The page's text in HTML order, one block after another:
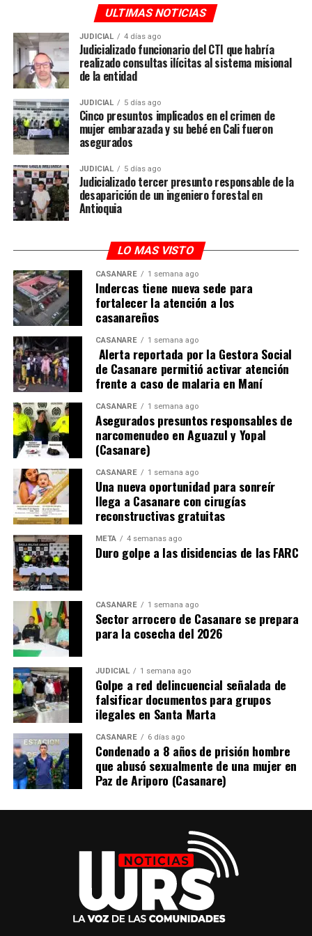
A un año de que el Gobierno Nacional creara el
Programa de Reincorporación Integral (PRI), 11.130
firmantes de paz, de un total de 13.216 personas, se
encuentran vinculados activamente a este programa.
Esto demuestra que un gran porcentaje de quienes
dejaron las armas hace casi 9 años continúa apostándole
a la paz y a la no repetición.
De la cifra de 11.130 firmantes, la Agencia para la
formulación de 10.724 Planes de Reincorporación
Individual, que son la hoja de ruta definida por cada
firmante en su proceso de reincorporación social,
económica, política y comunitaria.
El PRI fue creado en julio de 2024, con el decreto 0846,
con el objetivo de generar y fortalecer capacidades de
personas y colectivos en proceso de reincorporación,
sus grupos familiares y comunidades. Contempla 211
acciones, diseñadas para atender las necesidades y
aspiraciones de los y las firmantes, garantizando los
enfoques diferenciales y territorial.
firmantes, y actualmente incluye a 828 jóvenes (18 a 28
años), 971 personas mayores de 60 años y a 1.901
personas con discapacidad, quienes representan el 17%
de los ingresados al Programa, en respuesta al enfoque
inclusivo y diferencial en la construcción de la paz.
Presencia territorial y proyectos de vida priorizados
La reincorporación integral es un proceso que se
desarrolla a lo largo y ancho del territorio colombiano.
Los 11.123 firmantes activos en el PRI se ubican
estratégicamente en 33 departamentos, con mayor
(1.029), Caquetá (690) y Tolima (672). Bogotá D.C.
también registra una alta presencia con 666 firmantes.
Esto evidencia la amplitud geográfica del proceso.
En los Planes de Reincorporación Individual, en los que
los firmantes seleccionan qué acciones priorizan, se
destacan:
ULTIMAS NOTICIAS
JUDICIAL 4 días ago
Judicializado funcionario del CTI que habría
realizado consultas ilícitas al sistema misional
de la entidad
JUDICIAL 5 días ago
Cinco presuntos implicados en el crimen de
mujer embarazada y su bebé en Cali fueron
asegurados
JUDICIAL 5 días ago
Judicializado tercer presunto responsable de la
desaparición de un ingeniero forestal en
Antioquia
LO MAS VISTO
CASANARE 1 semana ago
Indercas tiene nueva sede para
fortalecer la atención a los
casanareños
CASANARE 1 semana ago
Alerta reportada por la Gestora Social
de Casanare permitió activar atención
frente a caso de malaria en Maní
CASANARE 1 semana ago
Asegurados presuntos responsables de
narcomenudeo en Aguazul y Yopal
(Casanare)
CASANARE 1 semana ago
Una nueva oportunidad para sonreír
llega a Casanare con cirugías
reconstructivas gratuitas
META 4 semanas ago
Duro golpe a las disidencias de las FARC
CASANARE 1 semana ago
Sector arrocero de Casanare se prepara
para la cosecha del 2026
JUDICIAL 1 semana ago
Golpe a red delincuencial señalada de
falsificar documentos para grupos
ilegales en Santa Marta
CASANARE 6 días ago
Condenado a 8 años de prisión hombre
que abusó sexualmente de una mujer en
Paz de Ariporo (Casanare)